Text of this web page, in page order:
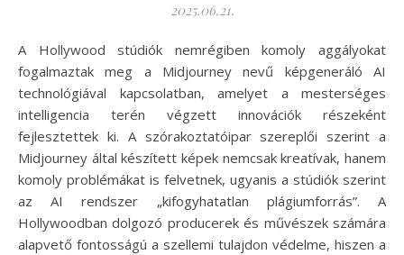
2025.06.21.
A Hollywood stúdiók nemrégiben komoly aggályokat
fogalmaztak meg a Midjourney nevű képgeneráló AI
technológiával kapcsolatban, amelyet a mesterséges
intelligencia terén végzett innovációk részeként
fejlesztettek ki. A szórakoztatóipar szereplői szerint a
Midjourney által készített képek nemcsak kreatívak, hanem
komoly problémákat is felvetnek, ugyanis a stúdiók szerint
az AI rendszer „kifogyhatatlan plágiumforrás”. A
Hollywoodban dolgozó producerek és művészek számára
alapvető fontosságú a szellemi tulajdon védelme, hiszen a